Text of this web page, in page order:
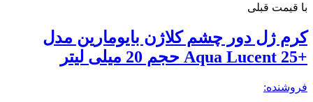
با قیمت قبلی
کرم ژل دور چشم کلاژن بایومارین مدل
+Aqua Lucent 25 حجم 20 میلی لیتر
فروشنده: